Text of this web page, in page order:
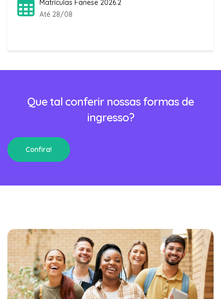
Matrículas Fanese 2026.2
Até 28/08
Que tal conferir nossas formas de
ingresso?
Confira!